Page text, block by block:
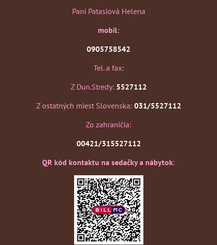
Pani Patasiová Helena
mobil:
0905758542
Tel. a fax:
Z Dun.Stredy: 5527112
Z ostatných miest Slovenska: 031/5527112
Zo zahraničia:
00421/315527112
QR kód kontaktu na sedačky a nábytok: